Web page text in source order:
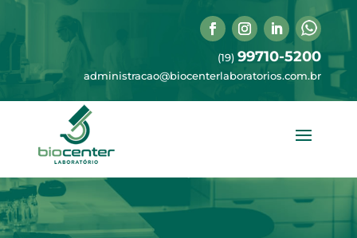
(19)99710-5200
administracao@biocenterlaboratorios.com.br